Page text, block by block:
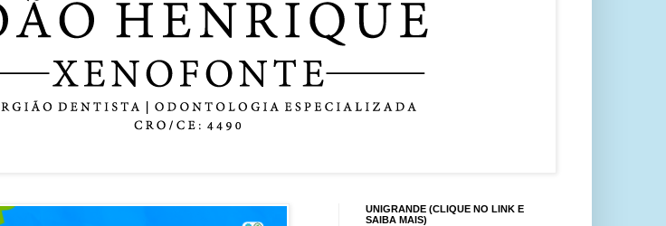
UNIGRANDE (CLIQUE NO LINK E
SAIBA MAIS)